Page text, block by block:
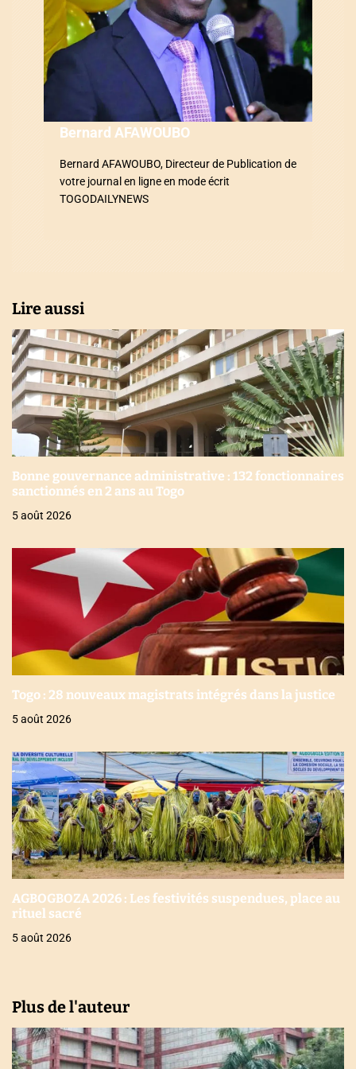
Bernard AFAWOUBO
Bernard AFAWOUBO, Directeur de Publication de
votre journal en ligne en mode écrit
TOGODAILYNEWS
Lire aussi
Bonne gouvernance administrative : 132 fonctionnaires
sanctionnés en 2 ans au Togo
5 août 2026
Togo : 28 nouveaux magistrats intégrés dans la justice
5 août 2026
AGBOGBOZA 2026 : Les festivités suspendues, place au
rituel sacré
5 août 2026
Plus de l'auteur